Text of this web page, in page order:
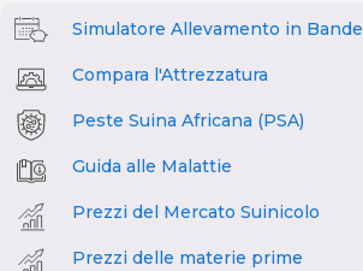
Simulatore Allevamento in Bande
Compara l'Attrezzatura
Peste Suina Africana (PSA)
Guida alle Malattie
Prezzi del Mercato Suinicolo
Prezzi delle materie prime